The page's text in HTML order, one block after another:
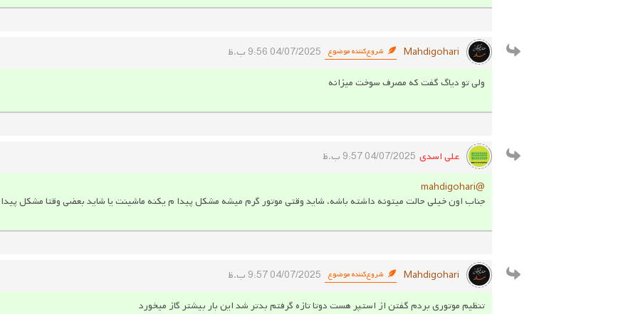
Mahdigohari شروع‌کننده موضوع 04/07/2025 9:56 ب.ظ
ولی تو دیاگ گفت که مصرف سوخت میزانه
علی اسدی 04/07/2025 9:57 ب.ظ
@mahdigohari
جناب اون خیلی حالت میتونه داشته باشه، شاید وقتی موتور گرم میشه مشکل پیدا م یکنه ماشینت یا شاید بعضی وقتا مشکل
Mahdigohari شروع‌کننده موضوع 04/07/2025 9:57 ب.ظ
تنظیم موتوری بردم گفتن از استپر هست دوتا تازه گرفتم بدتر شد این بار بیشتر گاز میخورد